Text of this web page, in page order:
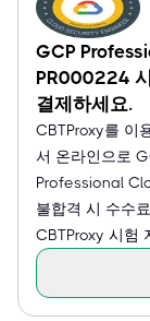
GCP
PR000224
결제하세요.
CBTProxy를 이
서 온라인으로
Professional
불합격 시 수수
CBTProxy 시험